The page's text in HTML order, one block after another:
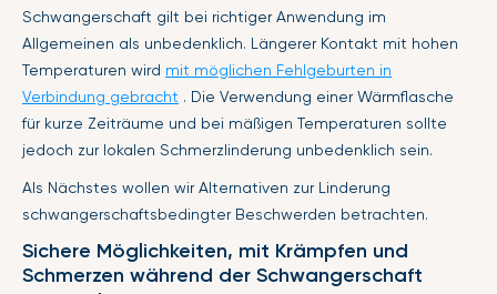
Schwangerschaft gilt bei richtiger Anwendung im
Allgemeinen als unbedenklich. Längerer Kontakt mit hohen
Temperaturen wird mit möglichen Fehlgeburten in
Verbindung gebracht . Die Verwendung einer Wärmflasche
für kurze Zeiträume und bei mäßigen Temperaturen sollte
jedoch zur lokalen Schmerzlinderung unbedenklich sein.
Als Nächstes wollen wir Alternativen zur Linderung
schwangerschaftsbedingter Beschwerden betrachten.
Sichere Möglichkeiten, mit Krämpfen und
Schmerzen während der Schwangerschaft